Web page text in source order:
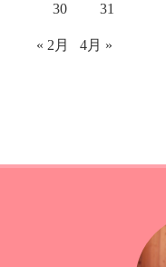
30
31
« 2月 4月 »